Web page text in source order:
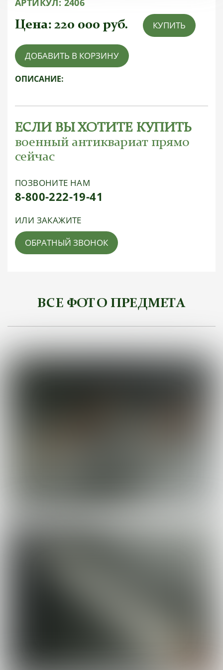
АРТИКУЛ: 2406
Цена: 220 000 руб. КУПИТЬ
ДОБАВИТЬ В КОРЗИНУ
ОПИСАНИЕ:
ЕСЛИ ВЫ ХОТИТЕ КУПИТЬ
военный антиквариат прямо
сейчас
ПОЗВОНИТЕ НАМ
8-800-222-19-41
ИЛИ ЗАКАЖИТЕ
ОБРАТНЫЙ ЗВОНОК
ВСЕ ФОТО ПРЕДМЕТА